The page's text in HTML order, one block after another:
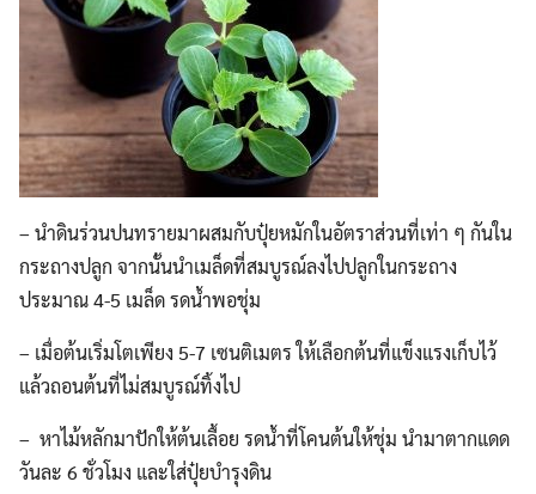
– นำดินร่วนปนทรายมาผสมกับปุ๋ยหมักในอัตราส่วนที่เท่า ๆ กันใน
กระถางปลูก จากนั้นนำเมล็ดที่สมบูรณ์ลงไปปลูกในกระถาง
ประมาณ 4-5 เมล็ด รดน้ำพอชุ่ม
– เมื่อต้นเริ่มโตเพียง 5-7 เซนติเมตร ให้เลือกต้นที่แข็งแรงเก็บไว้
แล้วถอนต้นที่ไม่สมบูรณ์ทิ้งไป
– หาไม้หลักมาปักให้ต้นเลื้อย รดน้ำที่โคนต้นให้ชุ่ม นำมาตากแดด
วันละ 6 ชั่วโมง และใส่ปุ๋ยบำรุงดิน